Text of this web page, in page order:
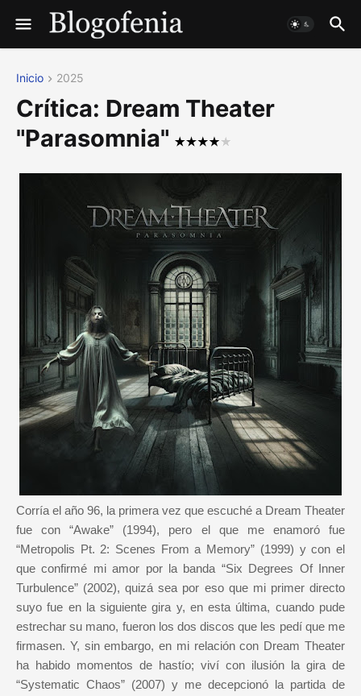
Inicio 2025
Crítica: Dream Theater
"Parasomnia"
Corría el año 96, la primera vez que escuché a Dream Theater
fue con “Awake” (1994), pero el que me enamoró fue
“Metropolis Pt. 2: Scenes From a Memory” (1999) y con el
que confirmé mi amor por la banda “Six Degrees Of Inner
Turbulence” (2002), quizá sea por eso que mi primer directo
suyo fue en la siguiente gira y, en esta última, cuando pude
estrechar su mano, fueron los dos discos que les pedí que me
firmasen. Y, sin embargo, en mi relación con Dream Theater
ha habido momentos de hastío; viví con ilusión la gira de
“Systematic Chaos” (2007) y me decepcionó la partida de